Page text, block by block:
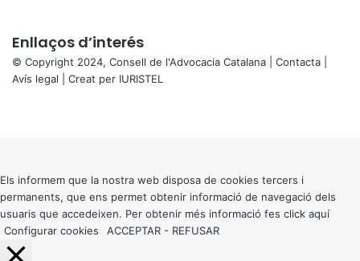
Enllaços d’interés
© Copyright 2024, Consell de l'Advocacia Catalana | Contacta
Avís legal | Creat per IURISTEL
button
Els informem que la nostra web disposa de cookies tercers i
permanents, que ens permet obtenir informació de navegació dels
usuaris que accedeixen. Per obtenir més informació fes click aquí
Configurar cookies
ACCEPTAR - REFUSAR